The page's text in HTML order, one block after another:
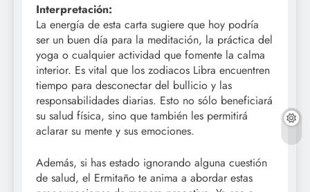
Interpretación:
La energía de esta carta sugiere que hoy podría
ser un buen día para la meditación, la práctica del
yoga o cualquier actividad que fomente la calma
interior. Es vital que los zodiacos Libra encuentren
tiempo para desconectar del bullicio y las
responsabilidades diarias. Esto no sólo beneficiará
su salud física, sino que también les permitirá
aclarar su mente y sus emociones.
Además, si has estado ignorando alguna cuestión
de salud, el Ermitaño te anima a abordar estas